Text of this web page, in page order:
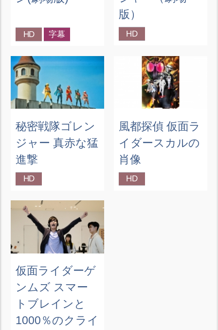
HD 字幕
版）
HD
秘密戦隊ゴレン
ジャー 真赤な猛
進撃
HD
風都探偵 仮面ラ
イダースカルの
肖像
HD
仮面ライダーゲ
ンムズ スマー
トブレインと
1000％のクライ